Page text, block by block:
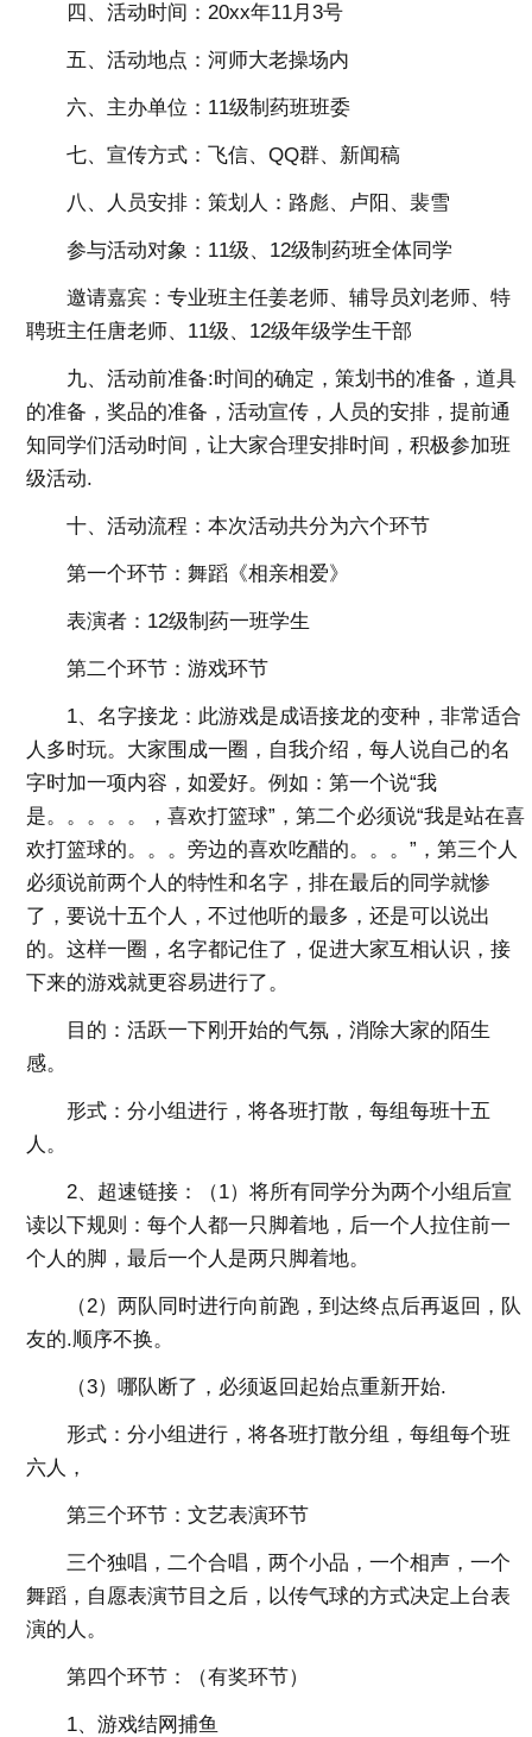
四、活动时间 ：20xx年11月3号
五、活动地点 ：河师大老操场内
六、主办单位 ：11级制药班班委
七、宣传方式 ：飞信、QQ群、新闻稿
八、人员安排：策划人：路彪、卢阳、裴雪
参与活动对象：11级、12级制药班全体同学
邀请嘉宾：专业班主任姜老师、辅导员刘老师、特
聘班主任唐老师、11级、12级年级学生干部
九、活动前准备:时间的确定，策划书的准备，道具
的准备，奖品的准备，活动宣传，人员的安排，提前通
知同学们活动时间，让大家合理安排时间，积极参加班
级活动.
十、活动流程 ：本次活动共分为六个环节
第一个环节：舞蹈《相亲相爱》
表演者：12级制药一班学生
第二个环节：游戏环节
1、名字接龙：此游戏是成语接龙的变种，非常适合
人多时玩。大家围成一圈，自我介绍，每人说自己的名
字时加一项内容，如爱好。例如：第一个说“我
是。。。。。，喜欢打篮球”，第二个必须说“我是站在喜
欢打篮球的。。。旁边的喜欢吃醋的。。。”，第三个人
必须说前两个人的特性和名字，排在最后的同学就惨
了，要说十五个人，不过他听的最多，还是可以说出
的。这样一圈，名字都记住了，促进大家互相认识，接
下来的游戏就更容易进行了。
目的：活跃一下刚开始的气氛，消除大家的陌生
感。
形式：分小组进行，将各班打散，每组每班十五
人。
2、超速链接：（1）将所有同学分为两个小组后宣
读以下规则：每个人都一只脚着地，后一个人拉住前一
个人的脚，最后一个人是两只脚着地。
（2）两队同时进行向前跑，到达终点后再返回，队
友的.顺序不换。
（3）哪队断了，必须返回起始点重新开始.
形式：分小组进行，将各班打散分组，每组每个班
六人，
第三个环节：文艺表演环节
三个独唱，二个合唱，两个小品，一个相声，一个
舞蹈，自愿表演节目之后，以传气球的方式决定上台表
演的人。
第四个环节：（有奖环节）
1、游戏结网捕鱼